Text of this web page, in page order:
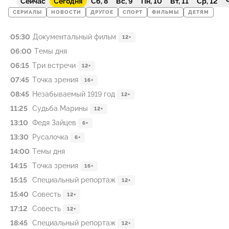
СЕРИАЛЫ НОВОСТИ ДРУГОЕ СПОРТ ФИЛЬМЫ ДЕТЯМ
05:30 Документальный фильм 12+
06:00 Темы дня
06:15 Три встречи 12+
07:45 Точка зрения 16+
08:45 Незабываемый 1919 год 12+
11:25 Судьба Марины 12+
13:10 Федя Зайцев 6+
13:30 Русалочка 6+
14:00 Темы дня
14:15
Точка зрения 16+
15:15 Специальный репортаж 12+
15:40 Совесть 12+
17:12 Совесть 12+
18:45 Специальный репортаж 12+